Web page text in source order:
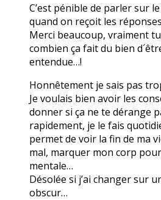
C’est pénible de parler sur
quand on reçoit les
Merci beaucoup, vraiment
combien ça fait du bien
entendue…!
Honnêtement je sais pas
Je voulais bien avoir les
donner si ça ne te dérange
rapidement, je le fais
permet de voir la fin de ma
mal, marquer mon corp
mentale…
Désolée si j’ai changer sur
obscur…